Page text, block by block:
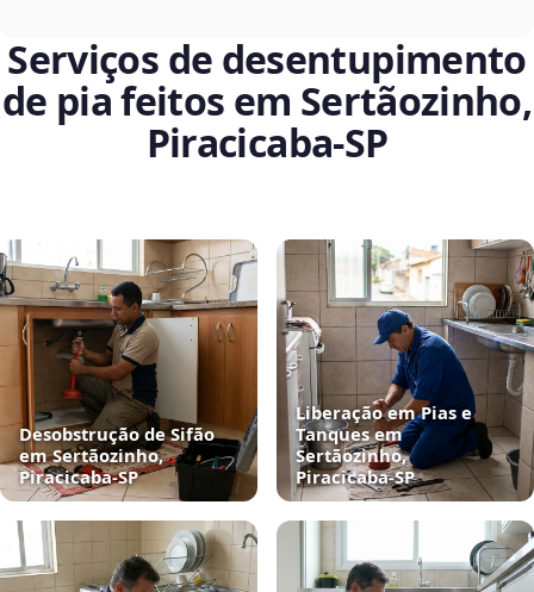
Serviços de desentupimento
de pia feitos em Sertãozinho,
Piracicaba‑SP
Desobstrução de Sifão
em Sertãozinho,
Piracicaba‑SP
Liberação em Pias e
Tanques em
Sertãozinho,
Piracicaba‑SP